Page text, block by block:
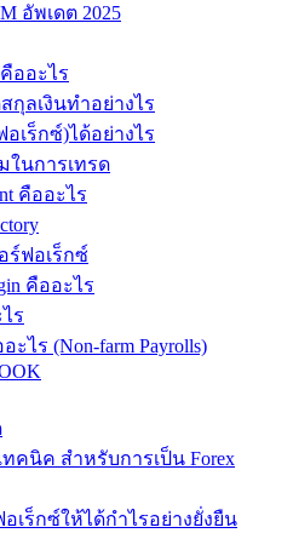
อัพเดต 2025
ออะไร
กุลเงินทำอย่างไร
อเร็กซ์)ได้อย่างไร
ในการเทรด
คืออะไร
ร์ฟอเร็กซ์
คืออะไร
ร
ไร (Non-farm Payrolls)
คนิค สำหรับการเป็น Forex
เร็กซ์ให้ได้กำไรอย่างยั่งยืน